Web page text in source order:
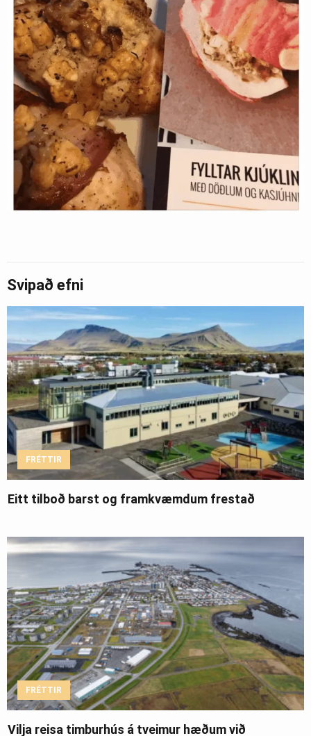
Svipað efni
FRÉTTIR
Eitt tilboð barst og framkvæmdum frestað
FRÉTTIR
Vilja reisa timburhús á tveimur hæðum við